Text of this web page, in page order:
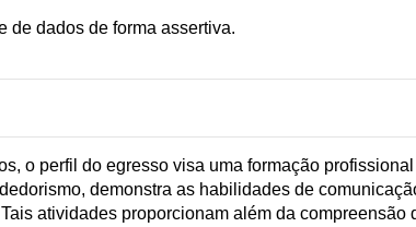
de dados de forma assertiva.
o perfil do egresso visa uma formação
demonstra as habilidades de
atividades proporcionam além da compreensão